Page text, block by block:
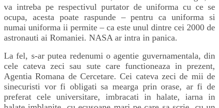
va intreba pe respectivul purtator de uniforma cu ce se
ocupa, acesta poate raspunde – pentru ca uniforma si
numai uniforma ii permite – ca este unul dintre cei 2000 de
astronauti ai Romaniei. NASA ar intra in panica.
La fel, s-ar putea redenumi o agentie guvernamentala, din
cele cateva zeci sau sute care functioneaza in prezent,
Agentia Romana de Cercetare. Cei cateva zeci de mii de
sinecuristi vor fi obligati sa mearga prin orase, ar fi de
preferat cele universitare, imbracati in halate, iarna in